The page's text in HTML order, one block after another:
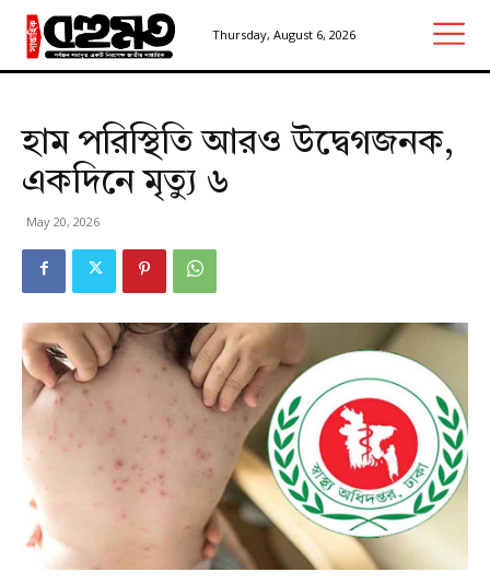
Thursday, August 6, 2026
হাম পরিস্থিতি আরও উদ্বেগজনক,
একদিনে মৃত্যু ৬
May 20, 2026